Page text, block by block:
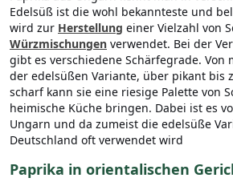
Edelsüß ist die wohl bekannteste und
wird zur Herstellung einer Vielzahl von
Würzmischungen verwendet. Bei der
gibt es verschiedene Schärfegrade. Von
der edelsüßen Variante, über pikant bis
scharf kann sie eine riesige Palette von
heimische Küche bringen. Dabei ist es
Ungarn und da zumeist die edelsüße
Deutschland oft verwendet wird
Paprika in orientalischen